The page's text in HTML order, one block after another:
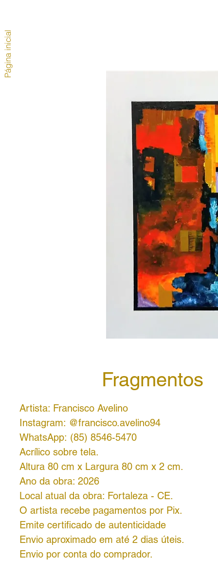
Fragmentos
Artista: Francisco Avelino
Instagram: @francisco.avelino94
WhatsApp: (85) 8546-5470
Acrílico sobre tela.
Altura 80 cm x Largura 80 cm x 2 cm.
Ano da obra: 2026
Local atual da obra: Fortaleza - CE.
O artista recebe pagamentos por Pix.
Emite certificado de autenticidade
Envio aproximado em até 2 dias úteis.
Envio por conta do comprador.
Página inicial